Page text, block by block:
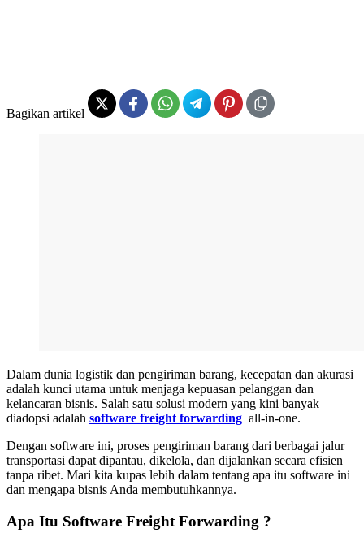
Bagikan artikel
Dalam dunia logistik dan pengiriman barang, kecepatan dan akurasi
adalah kunci utama untuk menjaga kepuasan pelanggan dan
kelancaran bisnis. Salah satu solusi modern yang kini banyak
diadopsi adalah software freight forwarding all-in-one.
Dengan software ini, proses pengiriman barang dari berbagai jalur
transportasi dapat dipantau, dikelola, dan dijalankan secara efisien
tanpa ribet. Mari kita kupas lebih dalam tentang apa itu software ini
dan mengapa bisnis Anda membutuhkannya.
Apa Itu Software Freight Forwarding ?